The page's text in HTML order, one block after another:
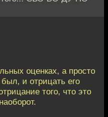
оценках, а просто
и отрицать его
того, что это